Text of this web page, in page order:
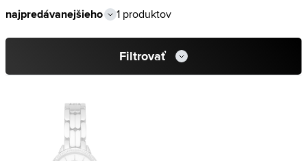
1 produktov
Filtrovať